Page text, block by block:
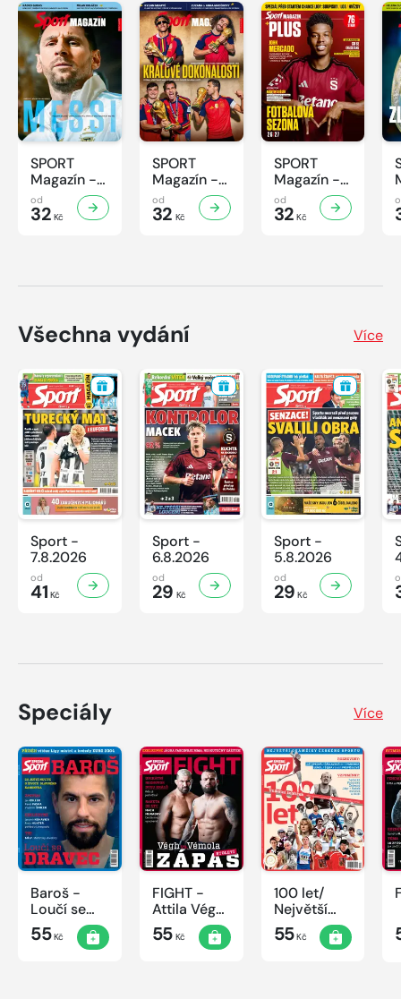
SPORT
Magazín -
32/2026
od
32 Kč
SPORT
Magazín -
31/2026
od
32 Kč
SPORT
Magazín -
30/2026
od
32 Kč
Všechna vydání Více
Sport -
7.8.2026
od
41 Kč
Sport -
6.8.2026
od
29 Kč
Sport -
5.8.2026
od
29 Kč
Speciály Více
Baroš -
Loučí se
dravec
55Kč
FIGHT -
Attila Végh
vs. Karlos
Vémola
55Kč
100 let/
Největší
okamžiky
českého
55Kč